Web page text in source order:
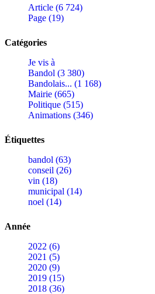
Article (6 724)
Page (19)
Catégories
Je vis à
Bandol (3 380)
Bandolais... (1 168)
Mairie (665)
Politique (515)
Animations (346)
Étiquettes
bandol (63)
conseil (26)
vin (18)
municipal (14)
noel (14)
Année
2022 (6)
2021 (5)
2020 (9)
2019 (15)
2018 (36)